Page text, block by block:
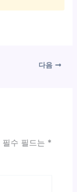
다음
필수 필드는 *